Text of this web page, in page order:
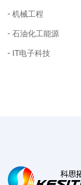
机械工程
石油化工能源
IT电子科技